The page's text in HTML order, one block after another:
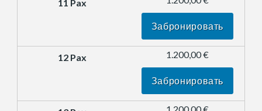
Забронировать
1.200,00 €
Забронировать